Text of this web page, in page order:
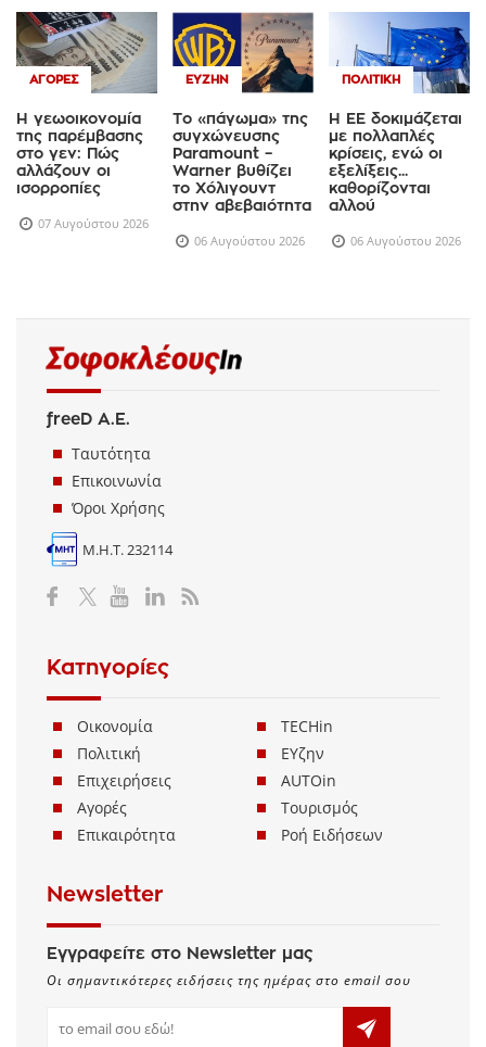
ΑΓΟΡΈΣ
Η γεωοικονομία
της παρέμβασης
στο γεν: Πώς
αλλάζουν οι
ισορροπίες
07 Αυγούστου 2026
ΕΥΖΗΝ
Το «πάγωμα» της
συγχώνευσης
Paramount –
Warner βυθίζει
το Χόλιγουντ
στην αβεβαιότητα
06 Αυγούστου 2026
ΠΟΛΙΤΙΚΉ
Η ΕΕ δοκιμάζεται
με πολλαπλές
κρίσεις, ενώ οι
εξελίξεις...
καθορίζονται
αλλού
06 Αυγούστου 2026
freeD Α.Ε.
Ταυτότητα
Επικοινωνία
Όροι Χρήσης
Μ.Η.Τ. 232114
Κατηγορίες
Οικονομία
Πολιτική
Επιχειρήσεις
Αγορές
Επικαιρότητα
TECHin
ΕΥζην
AUTOin
Τουρισμός
Ροή Ειδήσεων
Newsletter
Εγγραφείτε στο Newsletter μας
Οι σημαντικότερες ειδήσεις της ημέρας στο email σου